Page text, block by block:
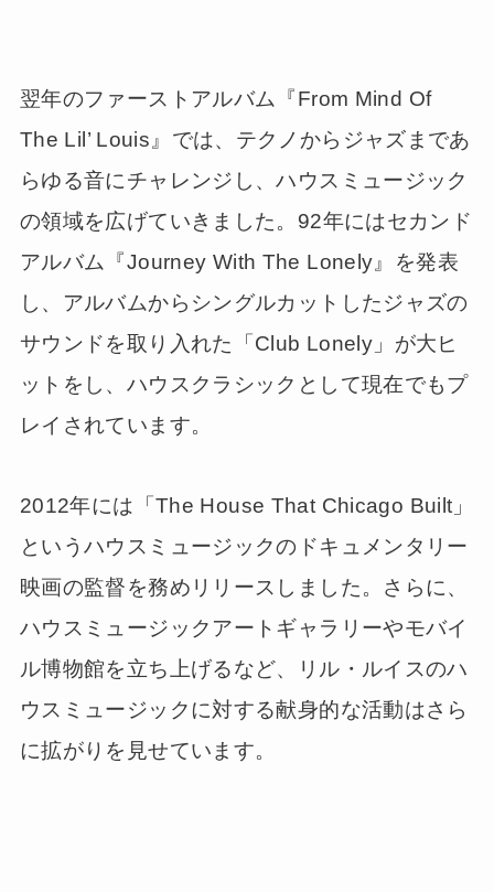
翌年のファーストアルバム『From Mind Of
The Lil’ Louis』では、テクノからジャズまであ
らゆる音にチャレンジし、ハウスミュージック
の領域を広げていきました。92年にはセカンド
アルバム『Journey With The Lonely』を発表
し、アルバムからシングルカットしたジャズの
サウンドを取り入れた「Club Lonely」が大ヒ
ットをし、ハウスクラシックとして現在でもプ
レイされています。
2012年には「The House That Chicago Built」
というハウスミュージックのドキュメンタリー
映画の監督を務めリリースしました。さらに、
ハウスミュージックアートギャラリーやモバイ
ル博物館を立ち上げるなど、リル・ルイスのハ
ウスミュージックに対する献身的な活動はさら
に拡がりを見せています。